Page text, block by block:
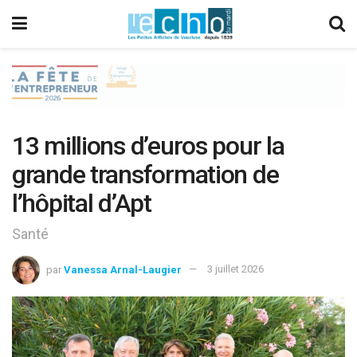
13 millions d’euros pour la
grande transformation de
l’hôpital d’Apt
Santé
par Vanessa Arnal-Laugier 3 juillet 2026